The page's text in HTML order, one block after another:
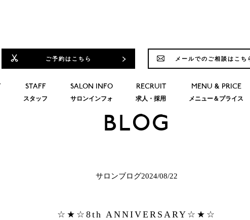
ご予約はこちら メールでのご相談はこち
STAFF
スタッフ
SALON INFO
サロンインフォ
RECRUIT
求人・採用
MENU & PRICE
メニュー＆プライス
BLOG
サロンブログ2024/08/22
☆★☆8th ANNIVERSARY☆★☆